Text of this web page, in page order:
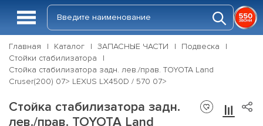
Главная Каталог ЗАПАСНЫЕ ЧАСТИ
Подвеска
Стойки стабилизатора
Стойка стабилизатора задн. лев./прав. TOYOTA Land
Cruser(200) 07> LEXUS LX450D / 570 07>
Стойка стабилизатора задн.
лев./прав. TOYOTA Land